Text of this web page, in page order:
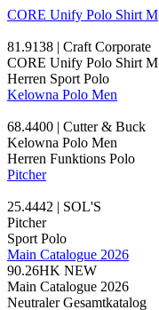
CORE Unify Polo Shirt M
81.9138 | Craft Corporate
CORE Unify Polo Shirt M
Herren Sport Polo
Kelowna Polo Men
68.4400 | Cutter & Buck
Kelowna Polo Men
Herren Funktions Polo
Pitcher
25.4442 | SOL'S
Pitcher
Sport Polo
Main Catalogue 2026
90.26HK NEW
Main Catalogue 2026
Neutraler Gesamtkatalog